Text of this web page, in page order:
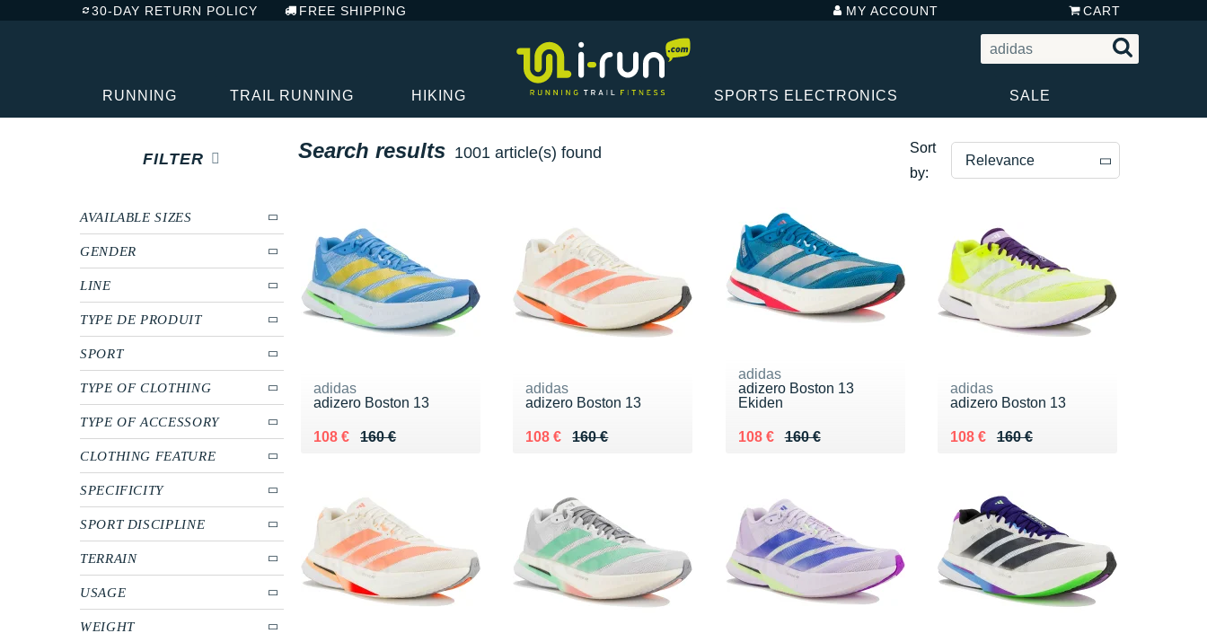
30-DAY RETURN POLICY FREE SHIPPING MY ACCOUNT CART
RUNNING TRAIL RUNNING HIKING SPORTS ELECTRONICS SALE
FILTER
AVAILABLE SIZES
GENDER
LINE
TYPE DE PRODUIT
SPORT
TYPE OF CLOTHING
TYPE OF ACCESSORY
CLOTHING FEATURE
SPECIFICITY
SPORT DISCIPLINE
TERRAIN
USAGE
WEIGHT
Search results 1001 article(s) found
Sort
by:
Relevance
Price descending
Price ascending
adidas
adizero Boston 13
160 €
Au lieu de 160 €
108 €
Vendu 108 €
adidas
adizero Boston 13
160 €
Au lieu de 160 €
108 €
Vendu 108 €
adidas
adizero Boston 13
Ekiden
160 €
Au lieu de 160 €
108 €
Vendu 108 €
adidas
adizero Boston 13
160 €
Au lieu de 160 €
108 €
Vendu 108 €